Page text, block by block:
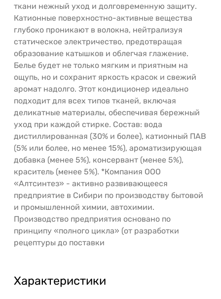
ткани нежный уход и долговременную защиту.
Катионные поверхностно-активные вещества
глубоко проникают в волокна, нейтрализуя
статическое электричество, предотвращая
образование катышков и облегчая глажение.
Белье будет не только мягким и приятным на
ощупь, но и сохранит яркость красок и свежий
аромат надолго. Этот кондиционер идеально
подходит для всех типов тканей, включая
деликатные материалы, обеспечивая бережный
уход при каждой стирке. Состав: вода
дистиллированная (30% и более), катионный ПАВ
(5% или более, но менее 15%), ароматизирующая
добавка (менее 5%), консервант (менее 5%),
краситель (менее 5%). *Компания ООО
«Алтсинтез» - активно развивающееся
предприятие в Сибири по производству бытовой
и промышленной химии, автохимии.
Производство предприятия основано по
принципу «полного цикла» (от разработки
рецептуры до поставки
Характеристики